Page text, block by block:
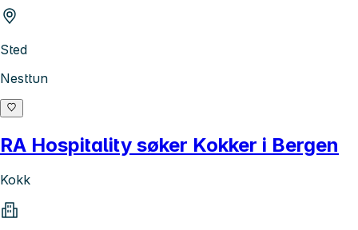
Sted
Nesttun
RA Hospitality søker Kokker i Bergen
Kokk